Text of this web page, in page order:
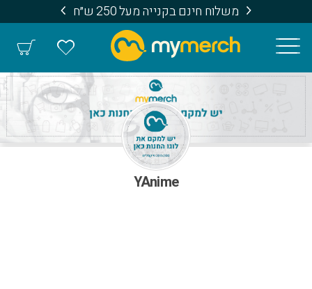
משלוח חינם בקנייה מעל 250 ש״ח
YAnime